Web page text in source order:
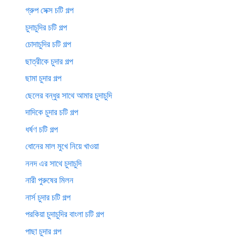
গ্রুপ সেক্স চটি গল্প
চুদাচুদির চটি গল্প
চোদাচুদির চটি গল্প
ছাত্রীকে চুদার গল্প
ছামা চুদার গল্প
ছেলের বন্ধুর সাথে আমার চুদাচুদি
দাদিকে চুদার চটি গল্প
ধর্ষণ চটি গল্প
ধোনের মাল মুখে নিয়ে খাওয়া
ননদ এর সাথে চুদাচুদি
নারী পুরুষের মিলন
নার্স চুদার চটি গল্প
পরকিয়া চুদাচুদির বাংলা চটি গল্প
পাছা চুদার গল্প